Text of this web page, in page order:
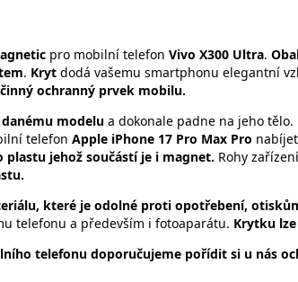
pro mobilní telefon Vivo X300 Ultra.
. Kryt dodá vašemu smartphonu elegantní
ochranný prvek mobilu.
modelu a dokonale padne na jeho tělo.
telefon Apple iPhone 17 Pro Max Pro
plastu jehož součástí je i magnet. Rohy
které je odolné proti opotřebení,
telefonu a především i fotoaparátu. Krytku
telefonu doporučujeme pořídit si u nás